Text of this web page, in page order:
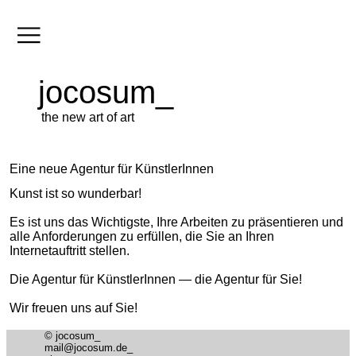
jocosum_
the new art of art
Eine neue Agentur für KünstlerInnen
Kunst ist so wunderbar!
Es ist uns das Wichtigste, Ihre Arbeiten zu präsentieren und
alle Anforderungen zu erfüllen, die Sie an Ihren
Internetauftritt stellen.
Die Agentur für KünstlerInnen — die Agentur für Sie!
Wir freuen uns auf Sie!
© jocosum_
mail@jocosum.de_